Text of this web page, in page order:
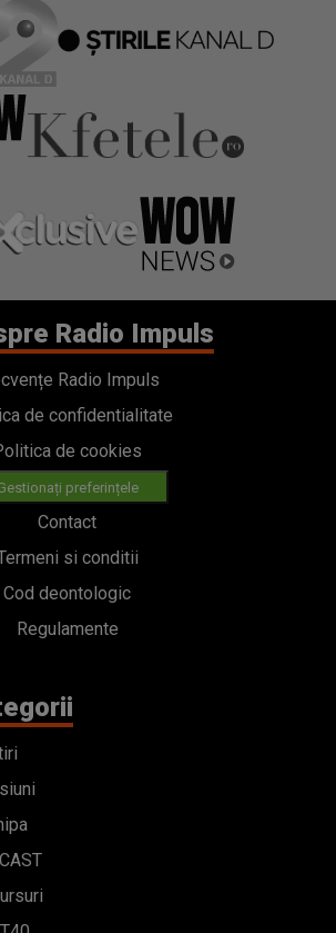
Radio Impuls
Radio Impuls
de confidentialitate
de cookies
preferințele
Contact
si conditii
Cod deontologic
Regulamente